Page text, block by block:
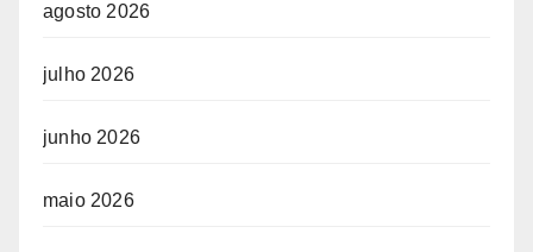
agosto 2026
julho 2026
junho 2026
maio 2026